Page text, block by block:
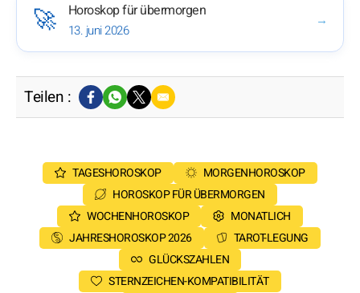
🚀 Horoskop für übermorgen
13. juni 2026
→
Teilen :
TAGESHOROSKOP
MORGENHOROSKOP
HOROSKOP FÜR ÜBERMORGEN
WOCHENHOROSKOP
MONATLICH
JAHRESHOROSKOP 2026
TAROT-LEGUNG
GLÜCKSZAHLEN
STERNZEICHEN-KOMPATIBILITÄT